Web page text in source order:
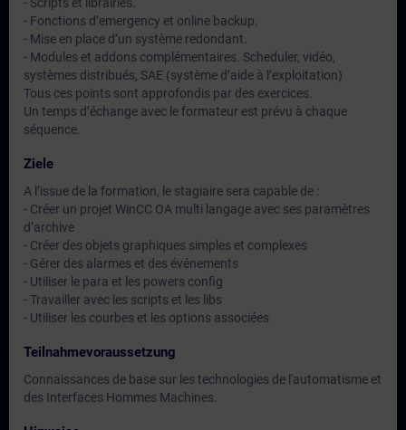
- Fonctions d’emergency et online backup.
- Mise en place d’un système redondant.
- Modules et addons complémentaires. Scheduler, vidéo,
systèmes distribués, SAE (système d’aide à l’exploitation)
Tous ces points sont approfondis par des exercices.
Un temps d’échange avec le formateur est prévu à chaque
séquence.
Ziele
A l’issue de la formation, le stagiaire sera capable de :
- Créer un projet WinCC OA multi langage avec ses paramètres
d’archive
- Créer des objets graphiques simples et complexes
- Gérer des alarmes et des événements
- Utiliser le para et les powers config
- Travailler avec les scripts et les libs
- Utiliser les courbes et les options associées
Teilnahmevoraussetzung
Connaissances de base sur les technologies de l'automatisme et
des Interfaces Hommes Machines.